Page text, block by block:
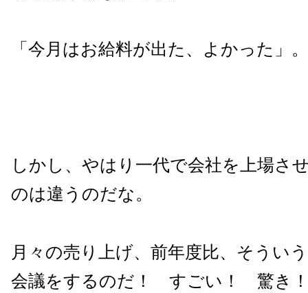
「今月はお給料が出た、よかった」
しかし、やはり一代で会社を上場さ
のは違うのだな。
月々の売り上げ、前年度比、そうい
会議をするのだ！ すごい！ 驚き